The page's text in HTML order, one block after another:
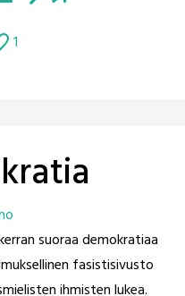
1
suoraa demokratiaa
fasistisivusto
ihmisten lukea.